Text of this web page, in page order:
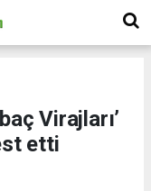
Virajları’
etti